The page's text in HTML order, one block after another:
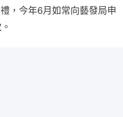
，今年6月如常向藝發局申